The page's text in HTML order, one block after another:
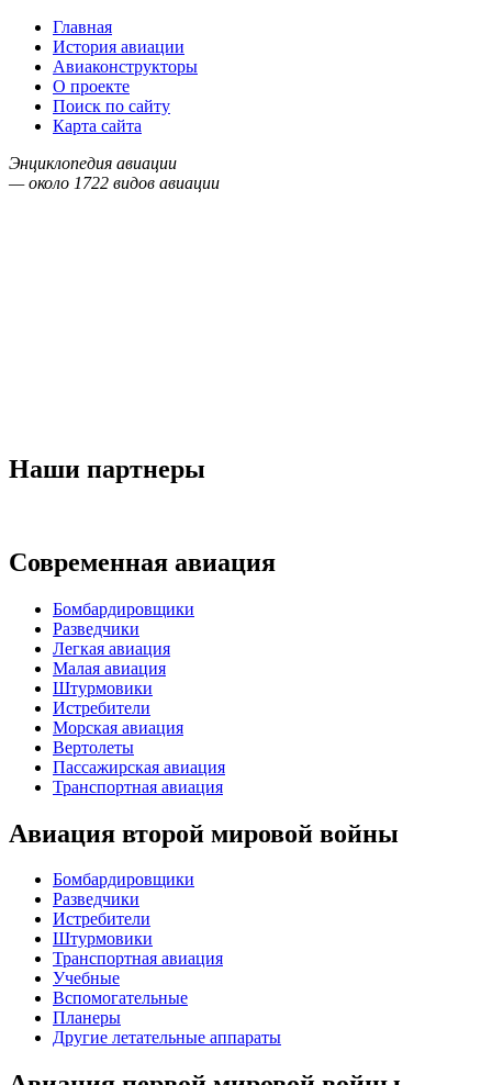
Главная
История авиации
Авиаконструкторы
О проекте
Поиск по сайту
Карта сайта
Энциклопедия авиации
— около 1722 видов авиации
Наши партнеры
Современная авиация
Бомбардировщики
Разведчики
Легкая авиация
Малая авиация
Штурмовики
Истребители
Морская авиация
Вертолеты
Пассажирская авиация
Транспортная авиация
Авиация второй мировой войны
Бомбардировщики
Разведчики
Истребители
Штурмовики
Транспортная авиация
Учебные
Вспомогательные
Планеры
Другие летательные аппараты